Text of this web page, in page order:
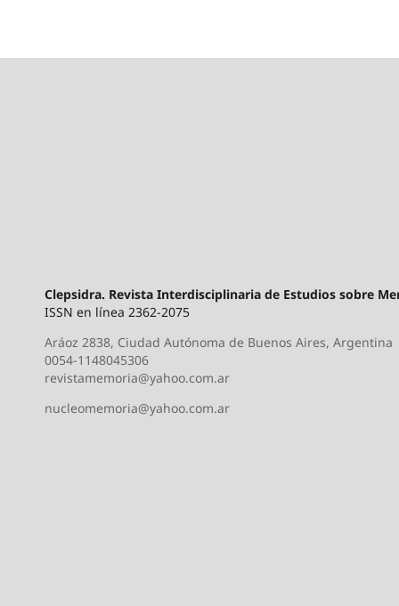
Clepsidra. Revista Interdisciplinaria de Estudios sobre
ISSN en línea 2362-2075
Aráoz 2838, Ciudad Autónoma de Buenos Aires, Argentina
0054-1148045306
revistamemoria@yahoo.com.ar
nucleomemoria@yahoo.com.ar